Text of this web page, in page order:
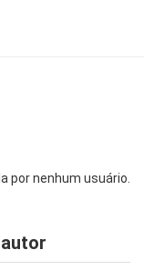
por nenhum usuário.